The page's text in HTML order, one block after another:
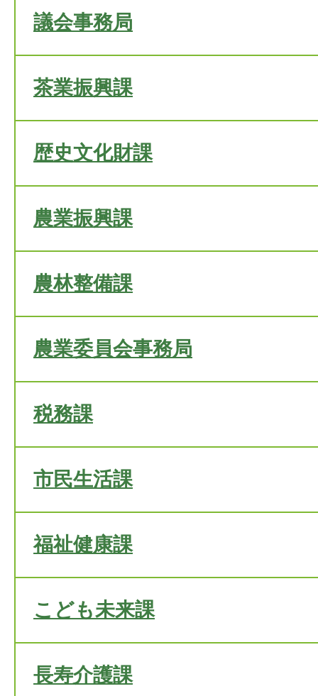
議会事務局
茶業振興課
歴史文化財課
農業振興課
農林整備課
農業委員会事務局
税務課
市民生活課
福祉健康課
こども未来課
長寿介護課